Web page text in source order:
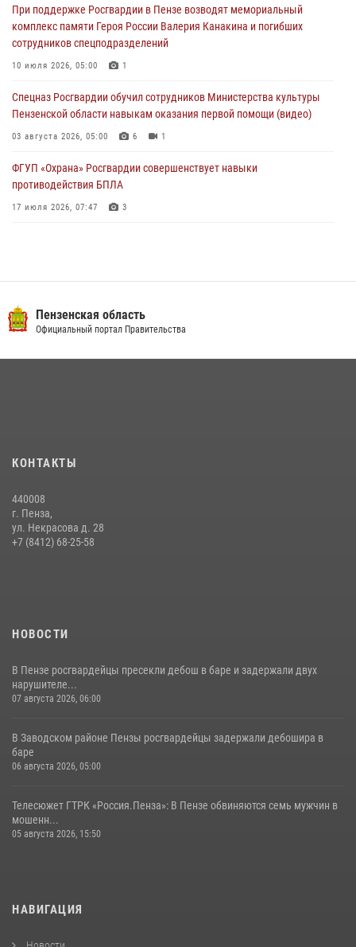
04 августа 2026, 07:05 4
В Управлении Росгвардии по Пензенской области подвели итоги
работы за первое полугодие 2026 года
При поддержке Росгвардии в Пензе возводят мемориальный
комплекс памяти Героя России Валерия Канакина и погибших
сотрудников спецподразделений
10 июля 2026, 05:00 1
Спецназ Росгвардии обучил сотрудников Министерства культуры
Пензенской области навыкам оказания первой помощи (видео)
03 августа 2026, 05:00 6 1
ФГУП «Охрана» Росгвардии совершенствует навыки
противодействия БПЛА
17 июля 2026, 07:47 3
Военнослужащие Росгвардии в Заречном приняли участие в
просветительской лекции Общества «Знание»
сборов «Гвардеец» с вооружением и техникой Росгвардии
Начальник Управления Росгвардии по Пензенской области Павел
Пучков посетил 55-й Всероссийский Лермонтовский праздник
Пензенская область
Официальный портал Правительства
КОНТАКТЫ
440008
г. Пенза,
ул. Некрасова д. 28
+7 (8412) 68-25-58
НОВОСТИ
В Пензе росгвардейцы пресекли дебош в баре и задержали двух
нарушителе...
07 августа 2026, 06:00
В Заводском районе Пензы росгвардейцы задержали дебошира в
баре
06 августа 2026, 05:00
Телесюжет ГТРК «Россия.Пенза»: В Пензе обвиняются семь мужчин в
мошенн...
05 августа 2026, 15:50
НАВИГАЦИЯ